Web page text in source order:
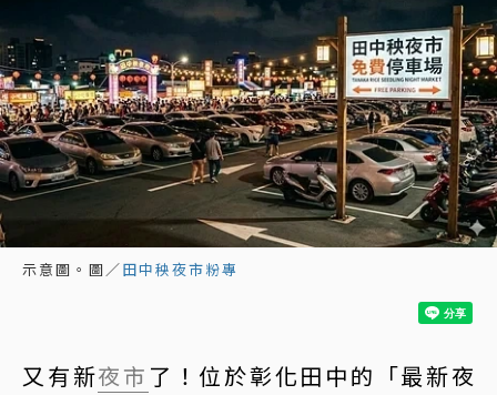
示意圖。圖／田中秧夜市粉專
又有新夜市 了！位於彰化田中的「最新夜